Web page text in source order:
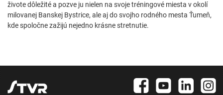
živote dôležité a pozve ju nielen na svoje tréningové miesta v okolí
milovanej Banskej Bystrice, ale aj do svojho rodného mesta Ťumeň,
kde spoločne zažijú nejedno krásne stretnutie.